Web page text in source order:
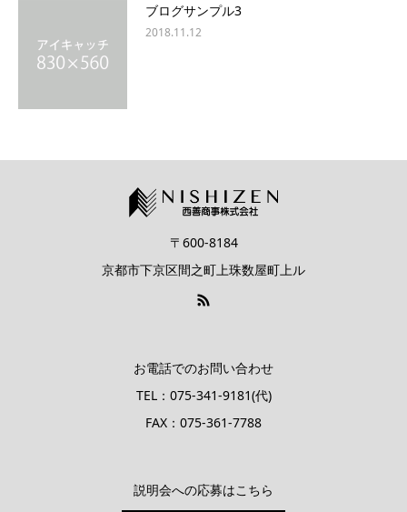
ブログサンプル3
2018.11.12
〒600-8184
京都市下京区間之町上珠数屋町上ル
お電話でのお問い合わせ
TEL：075-341-9181(代)
FAX：075-361-7788
説明会への応募はこちら